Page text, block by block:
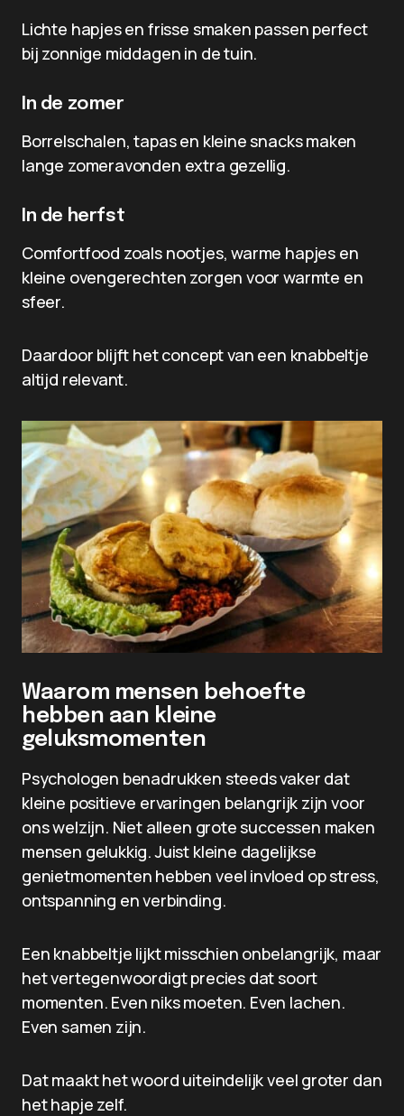
Lichte hapjes en frisse smaken passen perfect
bij zonnige middagen in de tuin.
In de zomer
Borrelschalen, tapas en kleine snacks maken
lange zomeravonden extra gezellig.
In de herfst
Comfortfood zoals nootjes, warme hapjes en
kleine ovengerechten zorgen voor warmte en
sfeer.
Daardoor blijft het concept van een knabbeltje
altijd relevant.
Waarom mensen behoefte
hebben aan kleine
geluksmomenten
Psychologen benadrukken steeds vaker dat
kleine positieve ervaringen belangrijk zijn voor
ons welzijn. Niet alleen grote successen maken
mensen gelukkig. Juist kleine dagelijkse
genietmomenten hebben veel invloed op stress,
ontspanning en verbinding.
Een knabbeltje lijkt misschien onbelangrijk, maar
het vertegenwoordigt precies dat soort
momenten. Even niks moeten. Even lachen.
Even samen zijn.
Dat maakt het woord uiteindelijk veel groter dan
het hapje zelf.